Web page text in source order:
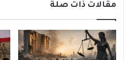
مقالات ذات صلة